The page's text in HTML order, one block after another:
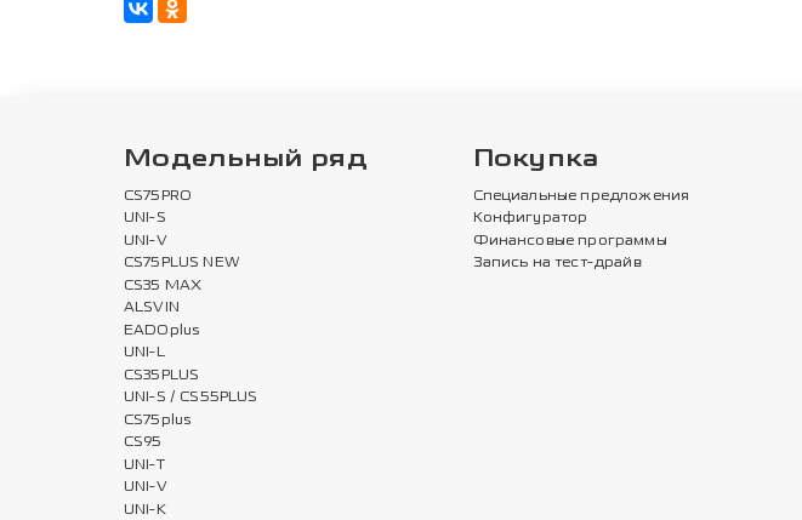
Модельный ряд
CS75PRO
UNI-S
UNI-V
CS75PLUS NEW
CS35 MAX
ALSVIN
EADOplus
UNI-L
CS35PLUS
UNI-S / CS55PLUS
CS75plus
CS95
UNI-T
UNI-V
UNI-K
Покупка
Специальные предложения
Конфигуратор
Финансовые программы
Запись на тест-драйв